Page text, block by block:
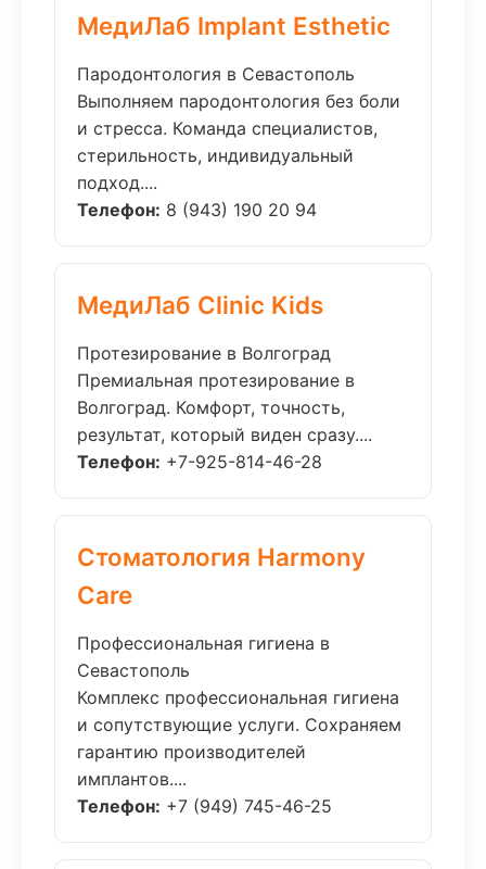
МедиЛаб Implant Esthetic
Пародонтология в Севастополь
Выполняем пародонтология без боли
и стресса. Команда специалистов,
стерильность, индивидуальный
подход....
Телефон: 8 (943) 190 20 94
МедиЛаб Clinic Kids
Протезирование в Волгоград
Премиальная протезирование в
Волгоград. Комфорт, точность,
результат, который виден сразу....
Телефон: +7-925-814-46-28
Стоматология Harmony
Care
Профессиональная гигиена в
Севастополь
Комплекс профессиональная гигиена
и сопутствующие услуги. Сохраняем
гарантию производителей
имплантов....
Телефон: +7 (949) 745-46-25